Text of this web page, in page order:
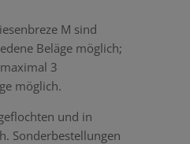
M sind
Beläge möglich;
3
möglich.
und in
Sonderbestellungen